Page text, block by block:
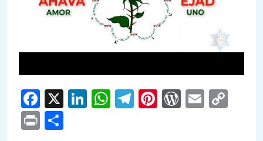
Facebook
X LinkedIn
WhatsApp
Telegram
PinterestEmail
Print